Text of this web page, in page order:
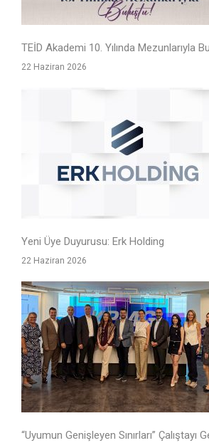
TEİD Akademi 10. Yılında Mezunlarıyla
22 Haziran 2026
Yeni Üye Duyurusu: Erk Holding
22 Haziran 2026
“Uyumun Genişleyen Sınırları” Çalıştayı